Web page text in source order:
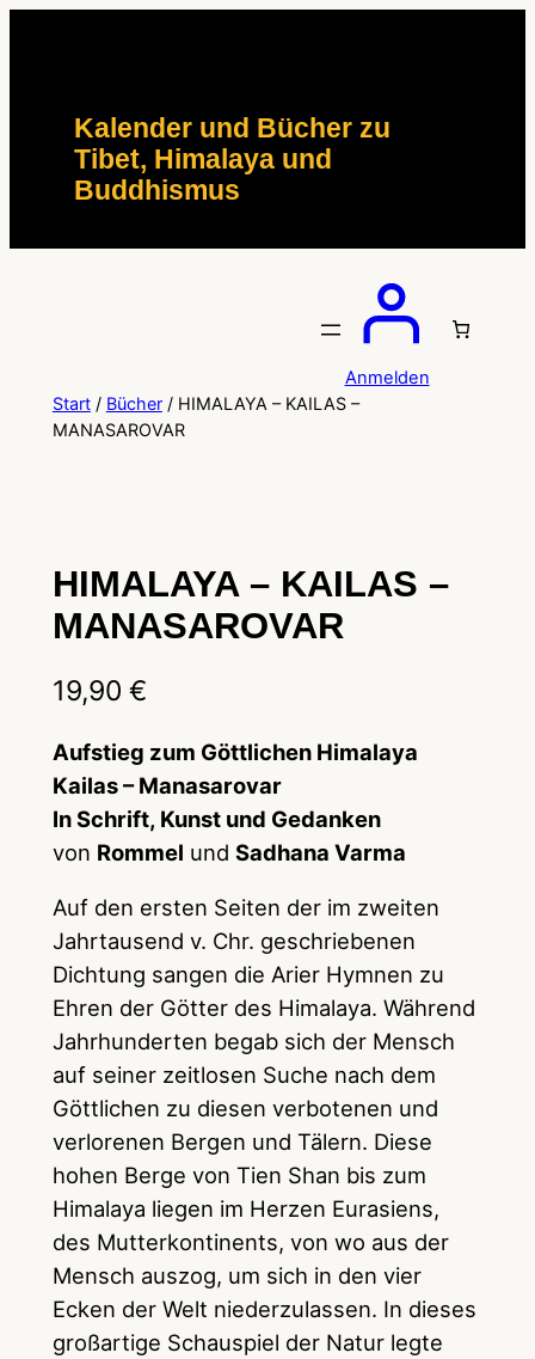
Kalender und Bücher zu
Tibet, Himalaya und
Buddhismus
Anmelden
Start/ Bücher/ HIMALAYA – KAILAS –
MANASAROVAR
HIMALAYA – KAILAS –
MANASAROVAR
19,90 €
Aufstieg zum Göttlichen Himalaya
Kailas – Manasarovar
In Schrift, Kunst und Gedanken
von Rommel und Sadhana Varma
Auf den ersten Seiten der im zweiten
Jahrtausend v. Chr. geschriebenen
Dichtung sangen die Arier Hymnen zu
Ehren der Götter des Himalaya. Während
Jahrhunderten begab sich der Mensch
auf seiner zeitlosen Suche nach dem
Göttlichen zu diesen verbotenen und
verlorenen Bergen und Tälern. Diese
hohen Berge von Tien Shan bis zum
Himalaya liegen im Herzen Eurasiens,
des Mutterkontinents, von wo aus der
Mensch auszog, um sich in den vier
Ecken der Welt niederzulassen. In dieses
großartige Schauspiel der Natur legte